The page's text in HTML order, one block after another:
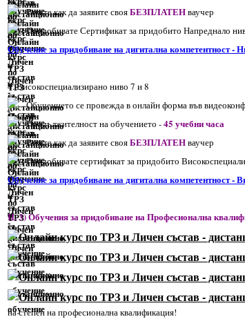
Вижте как да заявите свояБЕЗПЛАТЕНваучер
Придобивате Сертификат за придобито Напреднало
Обучение за придобиване на дигитална компетентност -
4. Високоспециализирано ниво 7 и 8
Обучението се провежда в онлайн форма във
Продължителност на обучението -45 учебни часа
Вижте как да заявите свояБЕЗПЛАТЕНваучер
Придобивате сертификат за придобито
Обучение за придобиване на дигитална компетентност -
II. 3) Обучения за придобиване на Професионална
на степен на професионална квалификация!